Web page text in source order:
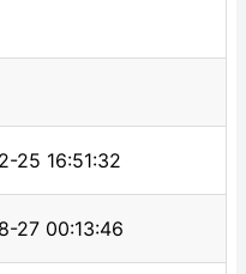
25 16:51:32
27 00:13:46